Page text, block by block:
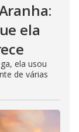
ela
ela usou
de várias